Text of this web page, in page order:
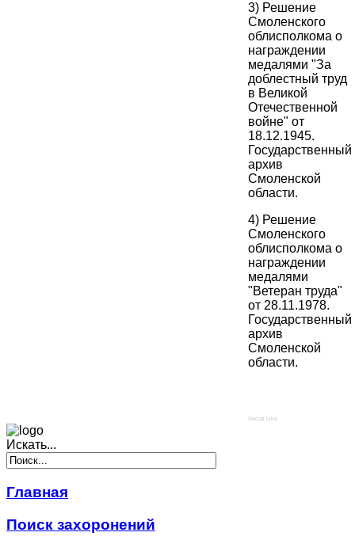
3) Решение
Смоленского
облисполкома о
награждении
медалями "За
доблестный труд
в Великой
Отечественной
войне" от
18.12.1945.
Государственный
архив
Смоленской
области.
4) Решение
Смоленского
облисполкома о
награждении
медалями
"Ветеран труда"
от 28.11.1978.
Государственный
архив
Смоленской
области.
Social Like
Искать...
Главная
Поиск захоронений